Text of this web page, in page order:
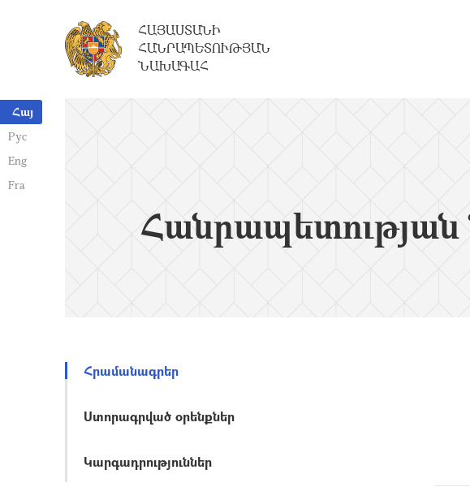
Հայ
Рус
Eng
Fra
ՀԱՅԱՍՏԱՆԻ
ՀԱՆՐԱՊԵՏՈՒԹՅԱՆ
ՆԱԽԱԳԱՀ
Հրամանագրեր
Ստորագրված օրենքներ
Կարգադրություններ